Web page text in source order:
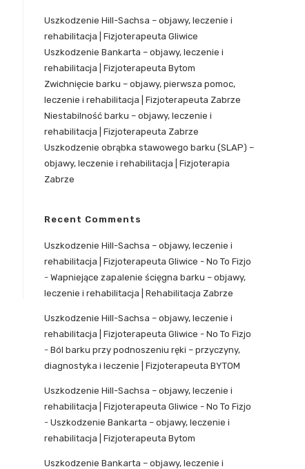
Uszkodzenie Hill-Sachsa – objawy, leczenie i
rehabilitacja | Fizjoterapeuta Gliwice
Uszkodzenie Bankarta – objawy, leczenie i
rehabilitacja | Fizjoterapeuta Bytom
Zwichnięcie barku – objawy, pierwsza pomoc,
leczenie i rehabilitacja | Fizjoterapeuta Zabrze
Niestabilność barku – objawy, leczenie i
rehabilitacja | Fizjoterapeuta Zabrze
Uszkodzenie obrąbka stawowego barku (SLAP) –
objawy, leczenie i rehabilitacja | Fizjoterapia
Zabrze
Recent Comments
Uszkodzenie Hill-Sachsa – objawy, leczenie i
rehabilitacja | Fizjoterapeuta Gliwice - No To Fizjo
- Wapniejące zapalenie ścięgna barku – objawy,
leczenie i rehabilitacja | Rehabilitacja Zabrze
Uszkodzenie Hill-Sachsa – objawy, leczenie i
rehabilitacja | Fizjoterapeuta Gliwice - No To Fizjo
- Ból barku przy podnoszeniu ręki – przyczyny,
diagnostyka i leczenie | Fizjoterapeuta BYTOM
Uszkodzenie Hill-Sachsa – objawy, leczenie i
rehabilitacja | Fizjoterapeuta Gliwice - No To Fizjo
- Uszkodzenie Bankarta – objawy, leczenie i
rehabilitacja | Fizjoterapeuta Bytom
Uszkodzenie Bankarta – objawy, leczenie i